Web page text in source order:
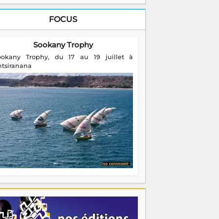
FOCUS
Sookany Trophy
Trophy, du 17 au 19 juillet à